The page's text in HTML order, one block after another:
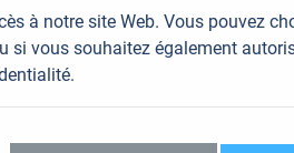
à notre site Web. Vous pouvez
si vous souhaitez également